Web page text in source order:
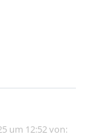
um 12:52 von: